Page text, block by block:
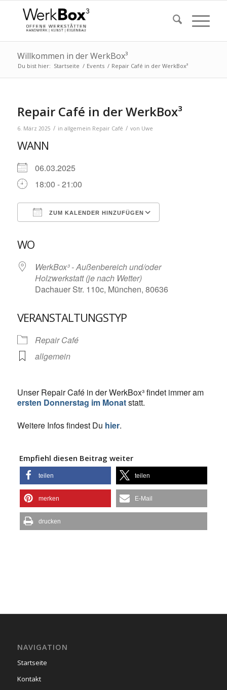
Willkommen in der WerkBox³
Du bist hier: Startseite / Events / Repair Café in der WerkBox³
Repair Café in der WerkBox³
6. März 2025 / in allgemein Repair Café / von Uwe
WANN
06.03.2025
18:00 - 21:00
ZUM KALENDER HINZUFÜGEN
WO
WerkBox³ - Außenbereich und/oder
Holzwerkstatt (je nach Wetter)
Dachauer Str. 110c, München, 80636
VERANSTALTUNGSTYP
Repair Café
allgemein
Unser Repair Café in der WerkBox³ findet immer am
ersten Donnerstag im Monatstatt.
Weitere Infos findest Du hier.
Empfiehl diesen Beitrag weiter
teilen teilen
merken E-Mail
drucken
NAVIGATION
Startseite
Kontakt